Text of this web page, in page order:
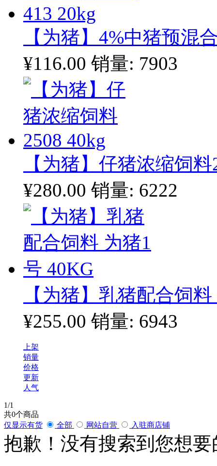
【为猪】4%中猪预混
¥116.00 销量: 7903
【为猪】仔猪浓缩饲
¥280.00 销量: 6222
【为猪】乳猪配合饲
¥255.00 销量: 6943
上架
销量
价格
更新
人气
1/1
共0个商品
仅显示有货
全部 网站自营 入驻商店铺
抱歉！没有搜索到您想